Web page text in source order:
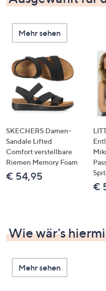
und
nach
unten
oder
wischen
Sie
Touch-
Geräten
links
bzw.
rechts,
um
diese
Mehr sehen
SKECHERS Damen-
Sandale Lifted
Comfort verstellbare
Riemen Memory Foam
€ 54,95
€
Wie wär's
Mehr sehen